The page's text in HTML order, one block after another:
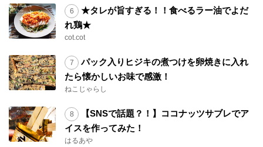
★タレが旨すぎる！！食べるラー油でよだ
れ鶏★
cot.cot
パック入りヒジキの煮つけを卵焼きに入れ
たら懐かしいお味で感激！
ねこじゃらし
【SNSで話題？！】ココナッツサブレでア
イスを作ってみた！
はるあや